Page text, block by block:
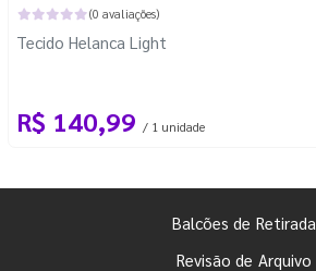
(0 avaliações)
Tecido Helanca Light
R$ 140,99 / 1 unidade
Balcões de Retirada
Revisão de Arquivo